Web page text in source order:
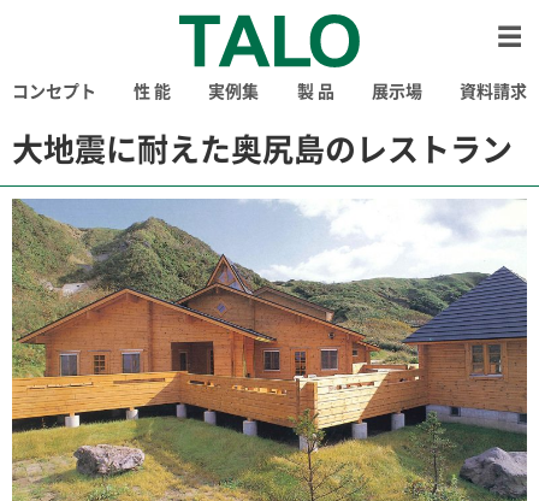
コンセプト 性 能 実例集 製 品 展示場 資料請求
大地震に耐えた奥尻島のレストラン